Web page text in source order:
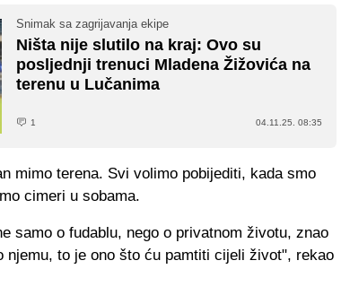
Snimak sa zagrijavanja ekipe
Ništa nije slutilo na kraj: Ovo su
posljednji trenuci Mladena Žižovića na
terenu u Lučanima
1 04.11.25. 08:35
mimo terena. Svi volimo pobijediti, kada smo
cimeri u sobama.
samo o fudablu, nego o privatnom životu, znao
njemu, to je ono što ću pamtiti cijeli život", rekao